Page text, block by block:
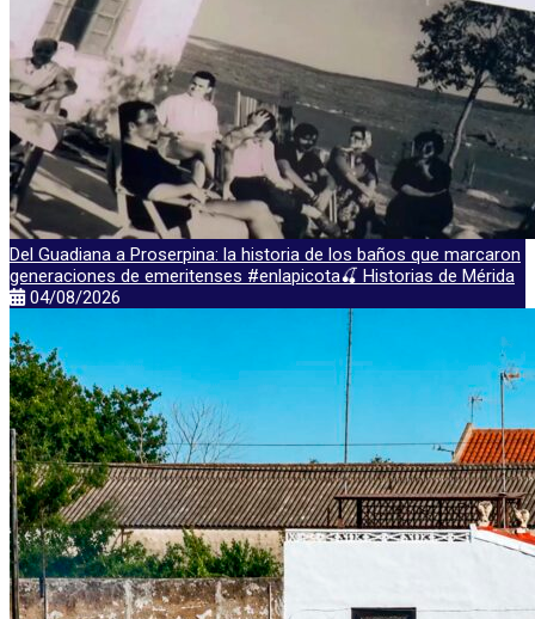
Del Guadiana a Proserpina: la historia de los baños que marcaron
generaciones de emeritenses #enlapicota🍒 Historias de Mérida
04/08/2026